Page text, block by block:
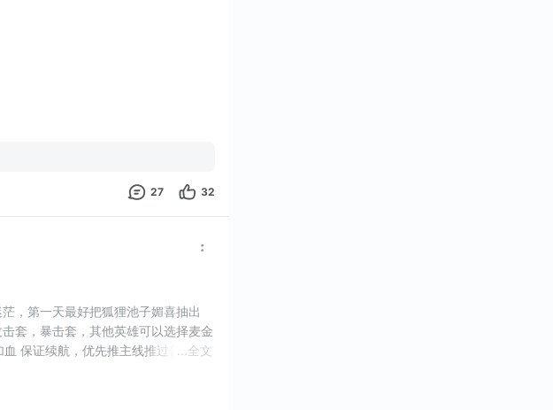
27 32
，第一天最好把狐狸池子媚喜抽出
套，暴击套，其他英雄可以选择麦金
保证续航，优先推主线推过普通12
再写，感谢大家支持！
全文